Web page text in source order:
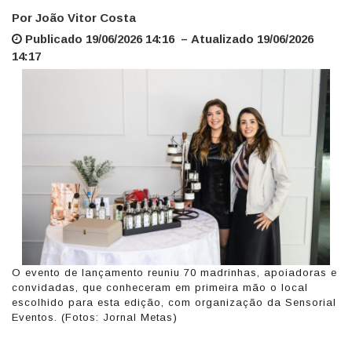
Por João Vitor Costa
Publicado 19/06/2026 14:16 – Atualizado 19/06/2026
14:17
O evento de lançamento reuniu 70 madrinhas, apoiadoras e
convidadas, que conheceram em primeira mão o local
escolhido para esta edição, com organização da Sensorial
Eventos. (Fotos: Jornal Metas)